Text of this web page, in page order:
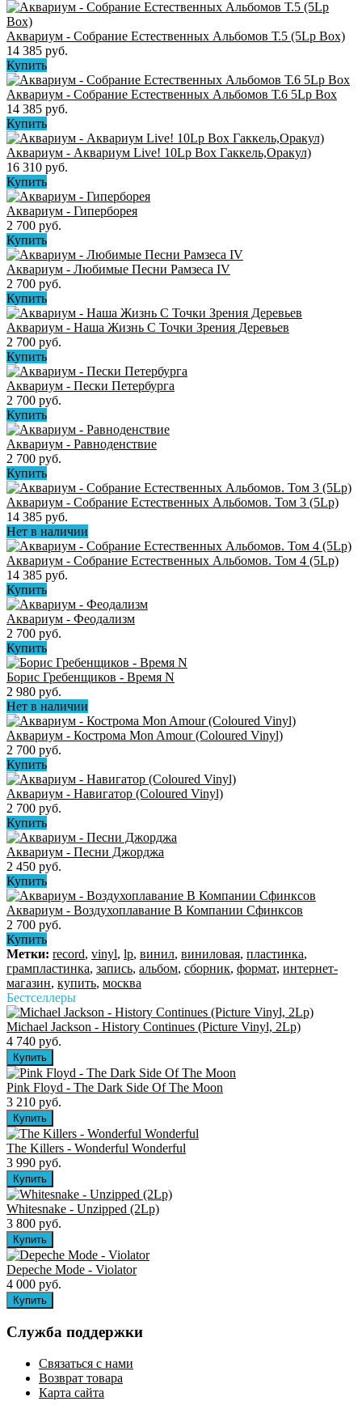
Аквариум - Собрание Естественных Альбомов Т.5 (5Lp Box)
14 385 руб.
Купить
Аквариум - Собрание Естественных Альбомов Т.6 5Lp Box
14 385 руб.
Купить
Аквариум - Аквариум Live! 10Lp Box Гаккель,Оракул)
16 310 руб.
Купить
Аквариум - Гиперборея
2 700 руб.
Купить
Аквариум - Любимые Песни Рамзеса IV
2 700 руб.
Купить
Аквариум - Наша Жизнь С Точки Зрения Деревьев
2 700 руб.
Купить
Аквариум - Пески Петербурга
2 700 руб.
Купить
Аквариум - Равноденствие
2 700 руб.
Купить
Аквариум - Собрание Естественных Альбомов. Том 3 (5Lp)
14 385 руб.
Нет в наличии
Аквариум - Собрание Естественных Альбомов. Том 4 (5Lp)
14 385 руб.
Купить
Аквариум - Феодализм
2 700 руб.
Купить
Борис Гребенщиков - Время N
2 980 руб.
Нет в наличии
Аквариум - Кострома Mon Amour (Coloured Vinyl)
2 700 руб.
Купить
Аквариум - Навигатор (Coloured Vinyl)
2 700 руб.
Купить
Аквариум - Песни Джорджа
2 450 руб.
Купить
Аквариум - Воздухоплавание В Компании Сфинксов
2 700 руб.
Купить
Метки: record, vinyl, lp, винил, виниловая, пластинка,
грампластинка, запись, альбом, сборник, формат, интернет-
магазин, купить, москва
Бестселлеры
Michael Jackson - History Continues (Picture Vinyl, 2Lp)
4 740 руб.
Pink Floyd - The Dark Side Of The Moon
3 210 руб.
The Killers ‎- Wonderful Wonderful
3 990 руб.
Whitesnake - Unzipped (2Lp)
3 800 руб.
Depeche Mode - Violator
4 000 руб.
Служба поддержки
Связаться с нами
Возврат товара
Карта сайта